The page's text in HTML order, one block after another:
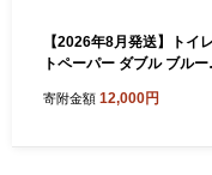
【2026年8月発送】トイ
トペーパー ダブル ブルー
ック 鶴見製紙 静岡 沼津 と
寄附金額 12,000円